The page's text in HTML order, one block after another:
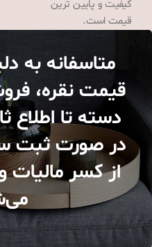
کیفیت و پایین ترین
قیمت است.
متاسفانه به
قیمت نقره،
دسته تا
در صورت ثبت
از کسر مالیات